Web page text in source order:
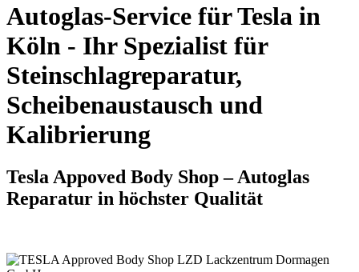
Autoglas-Service für Tesla in
Köln - Ihr Spezialist für
Steinschlagreparatur,
Scheibenaustausch und
Kalibrierung
Tesla Appoved Body Shop – Autoglas
Reparatur in höchster Qualität